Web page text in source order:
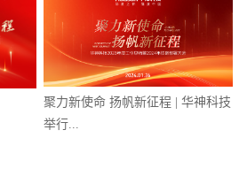
聚力新使命 扬帆新征程 | 华神科技
举行...